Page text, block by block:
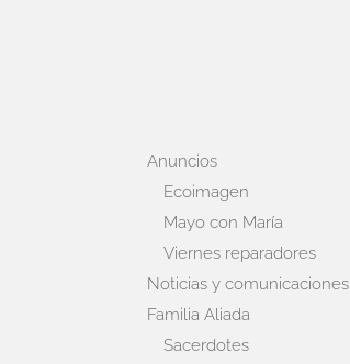
Anuncios
Ecoimagen
Mayo con María
Viernes reparadores
Noticias y comunicaciones
Familia Aliada
Sacerdotes